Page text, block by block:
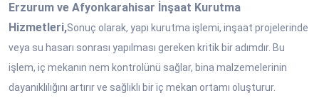
Erzurum ve Afyonkarahisar İnşaat Kurutma
Hizmetleri,Sonuç olarak, yapı kurutma işlemi, inşaat projelerinde
veya su hasarı sonrası yapılması gereken kritik bir adımdır. Bu
işlem, iç mekanın nem kontrolünü sağlar, bina malzemelerinin
dayanıklılığını artırır ve sağlıklı bir iç mekan ortamı oluşturur.